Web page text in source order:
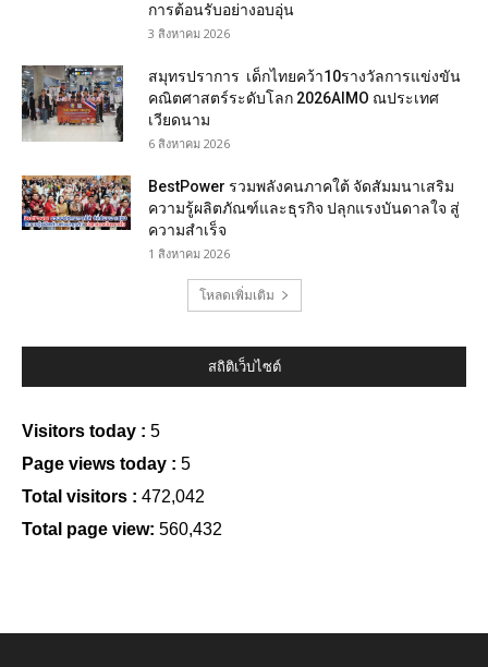
การต้อนรับอย่างอบอุ่น
3 สิงหาคม 2026
สมุทรปราการ เด็กไทยคว้า10รางวัลการแข่งขัน
คณิตศาสตร์ระดับโลก 2026AIMO ณประเทศ
เวียดนาม
6 สิงหาคม 2026
BestPower รวมพลังคนภาคใต้ จัดสัมมนาเสริม
ความรู้ผลิตภัณฑ์และธุรกิจ ปลุกแรงบันดาลใจ สู่
ความสำเร็จ
1 สิงหาคม 2026
โหลดเพิ่มเติม
สถิติเว็บไซต์
Visitors today : 5
Page views today : 5
Total visitors : 472,042
Total page view: 560,432